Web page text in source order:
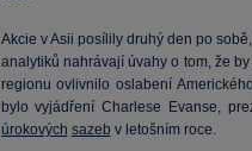
Akcie v Asii posílily druhý den po
analytiků nahrávají úvahy o tom, že
regionu ovlivnilo oslabení
bylo vyjádření Charlese Evanse,
úrokových sazeb v letošním roce.